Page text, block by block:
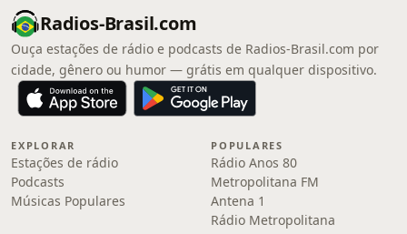
Radios-Brasil.com
Ouça estações de rádio e podcasts de Radios-Brasil.com por
cidade, gênero ou humor — grátis em qualquer dispositivo.
EXPLORAR
Estações de rádio
Podcasts
Músicas Populares
POPULARES
Rádio Anos 80
Metropolitana FM
Antena 1
Rádio Metropolitana